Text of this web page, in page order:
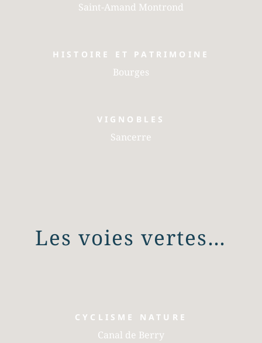
Saint-Amand Montrond
HISTOIRE ET PATRIMOINE
Bourges
VIGNOBLES
Sancerre
Les voies vertes…
CYCLISME NATURE
Canal de Berry